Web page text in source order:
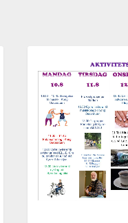
uke
2026